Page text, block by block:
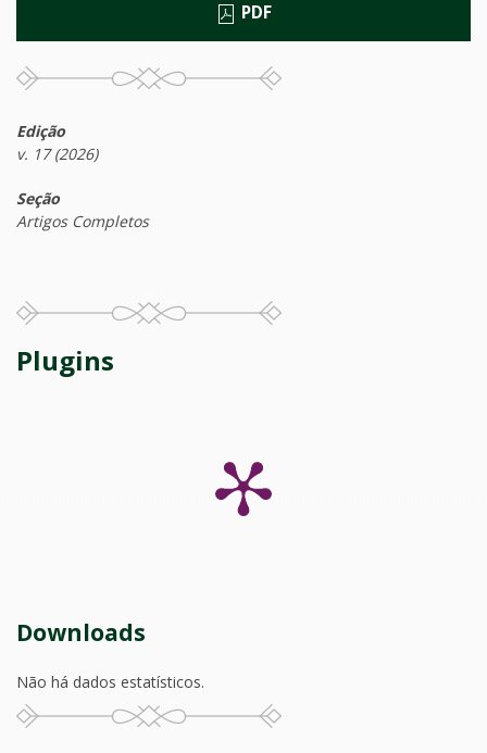
PDF
Edição
v. 17 (2026)
Seção
Artigos Completos
Plugins
Downloads
Não há dados estatísticos.